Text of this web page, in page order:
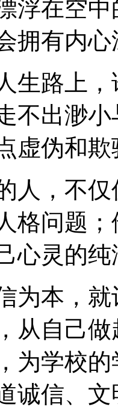
浮在空
拥有内
生路上
不出渺
虚伪和欺
人，不
格问题
心灵的纯
为本，
从自己
为学校
诚信、